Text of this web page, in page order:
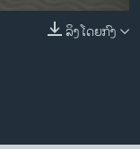
ລິງໂດຍກົງ